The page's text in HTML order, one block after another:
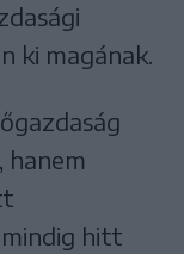
ki magának.
hanem
hitt